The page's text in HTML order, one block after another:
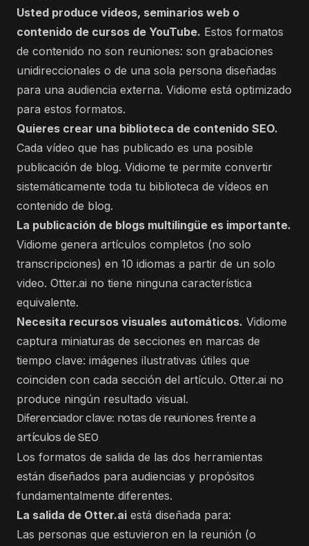
Usted produce videos, seminarios web o
contenido de cursos de YouTube. Estos formatos
de contenido no son reuniones: son grabaciones
unidireccionales o de una sola persona diseñadas
para una audiencia externa. Vidiome está optimizado
para estos formatos.
Quieres crear una biblioteca de contenido SEO.
Cada vídeo que has publicado es una posible
publicación de blog. Vidiome te permite convertir
sistemáticamente toda tu biblioteca de vídeos en
contenido de blog.
La publicación de blogs multilingüe es importante.
Vidiome genera artículos completos (no solo
transcripciones) en 10 idiomas a partir de un solo
video. Otter.ai no tiene ninguna característica
equivalente.
Necesita recursos visuales automáticos. Vidiome
captura miniaturas de secciones en marcas de
tiempo clave: imágenes ilustrativas útiles que
coinciden con cada sección del artículo. Otter.ai no
produce ningún resultado visual.
Diferenciador clave: notas de reuniones frente a
artículos de SEO
Los formatos de salida de las dos herramientas
están diseñados para audiencias y propósitos
fundamentalmente diferentes.
La salida de Otter.ai está diseñada para:
Las personas que estuvieron en la reunión (o